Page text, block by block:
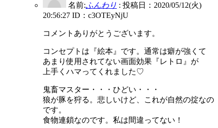
名前:ふんわり : 投稿日：2020/05/12(火)
20:56:27 ID：c3OTEyNjU
コメントありがとうございます。
コンセプトは『絵本』です。通常は癖が強くて
あまり使用されてない画面効果『レトロ』が
上手くハマってくれました♡
鬼畜マスター・・・ひどい・・・
狼が豚を狩る。悲しいけど、これが自然の掟なの
です。
食物連鎖なのです。私は間違ってない！